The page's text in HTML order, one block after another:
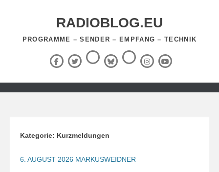
RADIOBLOG.EU
PROGRAMME – SENDER – EMPFANG – TECHNIK
Facebook
X
(Twitter)
ThreadsBlueSky
RSS-
Feed InstagramYouTube
Zum
springen
Kategorie: Kurzmeldungen
6. AUGUST 2026 MARKUSWEIDNER